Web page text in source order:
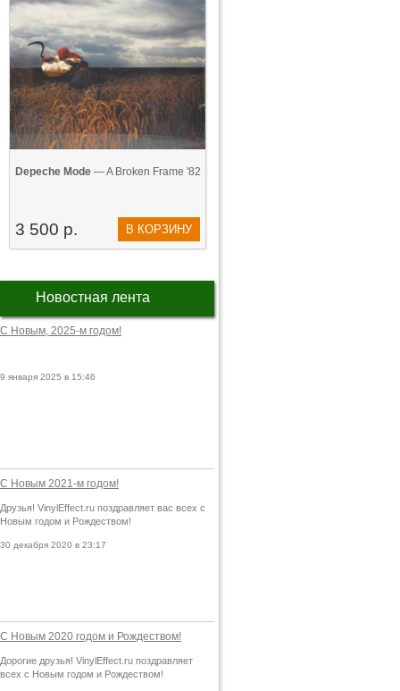
Depeche Mode— A Broken Frame '82
3 500 р. В КОРЗИНУ
Новостная лента
С Новым, 2025-м годом!
9 января 2025 в 15:46
С Новым 2021-м годом!
Друзья! VinylEffect.ru поздравляет вас всех с
Новым годом и Рождеством!
30 декабря 2020 в 23:17
С Новым 2020 годом и Рождеством!
Дорогие друзья! VinylEffect.ru поздравляет
всех с Новым годом и Рождеством!